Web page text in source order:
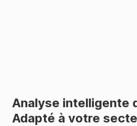
Analyse intelligente
Adapté à votre